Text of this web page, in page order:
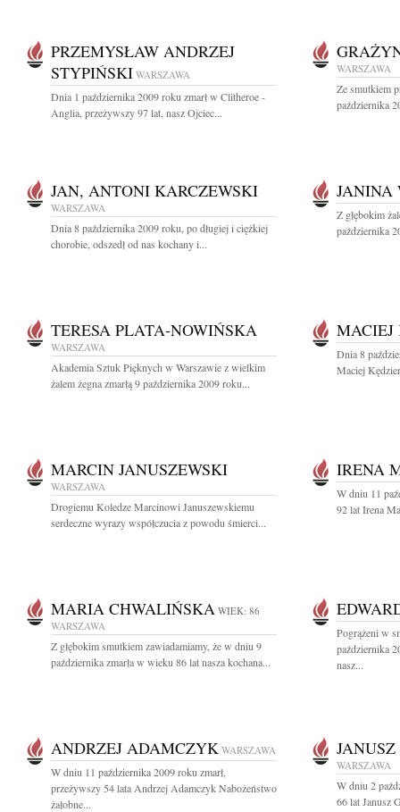
PRZEMYSŁAW ANDRZEJ
STYPIŃSKI WARSZAWA
Dnia 1 października 2009 roku zmarł w Clitheroe -
Anglia, przeżywszy 97 lat, nasz Ojciec...
WARSZAWA
Ze smutkiem
października
JAN, ANTONI KARCZEWSKI
WARSZAWA
Dnia 8 października 2009 roku, po długiej i ciężkiej
chorobie, odszedł od nas kochany i...
JANINA
Z głębokim
października
TERESA PLATA-NOWIŃSKA
WARSZAWA
Akademia Sztuk Pięknych w Warszawie z wielkim
żalem żegna zmarłą 9 października 2009 roku...
MACIEJ
Dnia 8
Maciej
MARCIN JANUSZEWSKI
WARSZAWA
Drogiemu Koledze Marcinowi Januszewskiemu
serdeczne wyrazy współczucia z powodu śmierci...
IRENA
W dniu 11
92 lat Irena
MARIA CHWALIŃSKA WIEK: 86
WARSZAWA
Z głębokim smutkiem zawiadamiamy, że w dniu 9
października zmarła w wieku 86 lat nasza kochana...
Pogrążeni w
października
nasz...
ANDRZEJ ADAMCZYK WARSZAWA
W dniu 11 października 2009 roku zmarł,
przeżywszy 54 lata Andrzej Adamczyk Nabożeństwo
żałobne...
WARSZAWA
W dniu 2
66 lat Janusz